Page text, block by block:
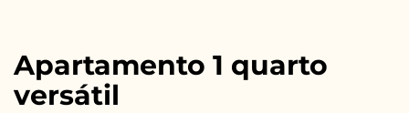
Apartamento 1 quarto
versátil